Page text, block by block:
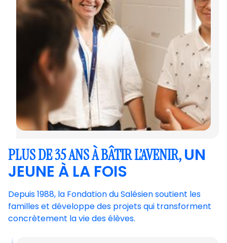
PLUS DE 35 ANS À BÂTIR L’AVENIR,UN
JEUNE À LA FOIS
Depuis 1988, la Fondation du Salésien soutient les
familles et développe des projets qui transforment
concrètement la vie des élèves.